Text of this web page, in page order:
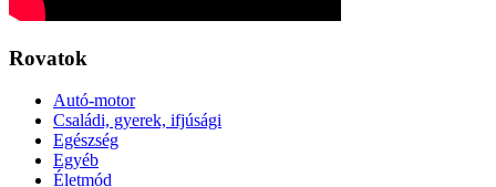
Rovatok
Autó-motor
Családi, gyerek, ifjúsági
Egészség
Egyéb
Életmód